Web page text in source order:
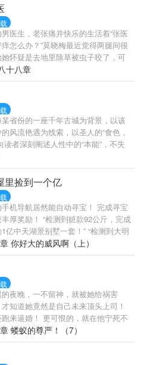
医生，老张痛并快乐的生活着“张医
怎么办？”莫晓梅最近觉得两腿间很
怀疑是去地里除草被虫子咬了，可
天晚上都会做梦，醒来后..度必看都
十八章
省份的一座千年古城为背景，以该
风流艳遇为线索，以圣人的“食色，
读者深刻阐述人性中的“本能”，不失
生活习俗和心理感受的心力之作。
里捡到一个亿
机导航居然能自动寻宝！ 完成寻宝
厚奖励！ “检测到赃款92公斤，完成
亿中天湖景别墅一套！” “检测到大明
完成机缘导航，奖励现金1个亿！”
一块，完成寻宝导航，奖励价值6亿
股份！” “……” 看着手机导航不断自
寻宝导航之后的丰富奖励，叶枫表
四大比王的那四句名言，将从我的口
你好大的威风啊（上）
夜晚，一不留神，就被她给祸害
知道她竟然是自己未来顶头上司！
来逼婚！ 更可恨的，就在他宁死不
把钱砸在他脸上：“娶我，这钱就是
人真流氓...... ...... （书名，将正式
》，理由，相信大家都懂的。） ...
蝼蚁的尊严！（7）